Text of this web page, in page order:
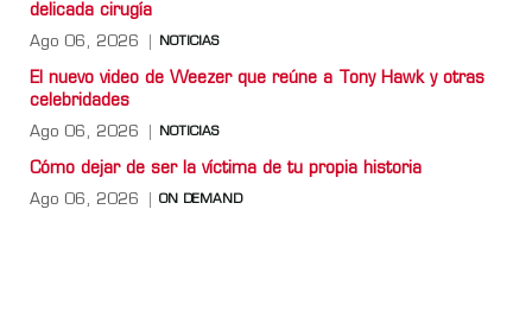
delicada cirugía
Ago 06, 2026 NOTICIAS
El nuevo video de Weezer que reúne a Tony Hawk y otras
celebridades
Ago 06, 2026 NOTICIAS
Cómo dejar de ser la víctima de tu propia historia
Ago 06, 2026 ON DEMAND